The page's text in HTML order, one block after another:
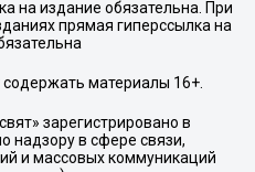
на издание обязательна. При
прямая гиперссылка на
материалы 16+.
зарегистрировано в
надзору в сфере связи,
и массовых коммуникаций